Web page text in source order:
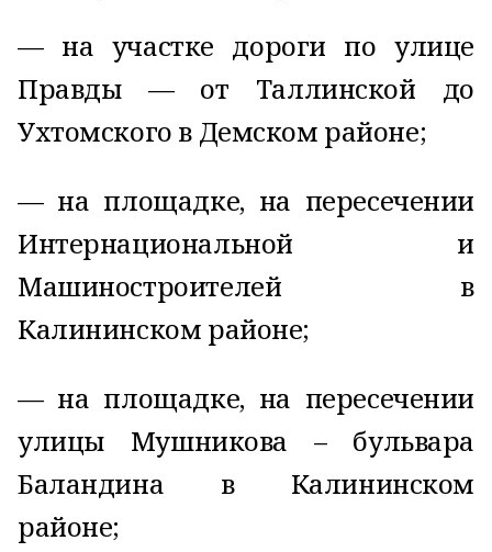
— на участке дороги по улице
Правды — от Таллинской до
Ухтомского в Демском районе;
— на площадке, на пересечении
Интернациональной и
Машиностроителей в
Калининском районе;
— на площадке, на пересечении
улицы Мушникова – бульвара
Баландина в Калининском
районе;